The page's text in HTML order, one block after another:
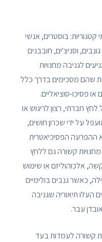
קטגוריות: בוסטרים, אנשי
וסניצ'ים, חובבנים
לגניבה מחנויות
שהם מסכימים בדרך כלל
או פסיכו-סוציאליים.
לחץ חברתי, רצון לריגוש או
על ידי שכרון חושים,
ההפרעה הפסיכיאטרית
קשורה גם ללחץ
אלכוהוליזם או שימוש
כאשר גנבים בולימיים
העלו תיאוריה שגניבה
עבר.
קשורה לעמדות בעד